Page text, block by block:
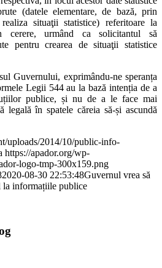
(datele elementare, de bază, prin
situaţii statistice) referitoare la
cerere, urmând ca solicitantul să
pentru crearea de situaţii statistice
Guvernului, exprimându-ne speranța
Legii 544 au la bază intenția de a
publice, și nu de a le face mai
legală în spatele căreia să-și ascundă
uploads/2014/10/public-info-
https://apador.org/wp-
logo-tmp-300x159.png
2020-08-30 22:53:48Guvernul vrea să
la informațiile publice